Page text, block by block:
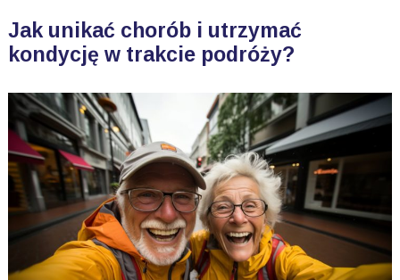
Jak unikać chorób i utrzymać
kondycję w trakcie podróży?